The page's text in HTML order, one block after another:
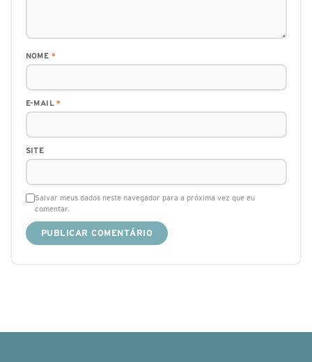
NOME *
E-MAIL*
SITE
Salvar meus dados neste navegador para a próxima vez que eu
comentar.